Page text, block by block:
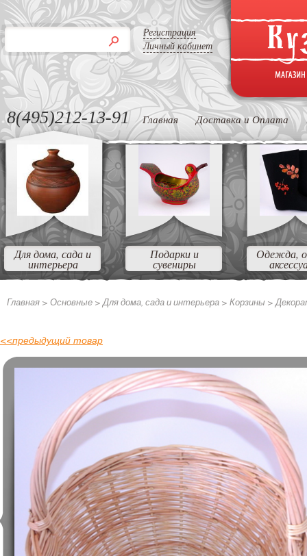
Регистрация
Личный кабинет
8(495)212-13-91 Главная Доставка и Оплата
Для дома, сада и
интерьера
Подарки и
сувениры
Одежда,
Главная > Основные >Для дома, сада и интерьера > Корзины >
<<предыдущий товар